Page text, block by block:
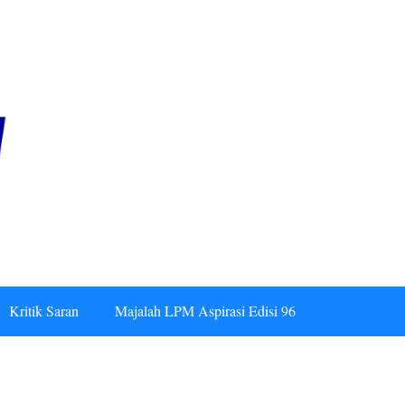
Kritik Saran Majalah LPM Aspirasi Edisi 96